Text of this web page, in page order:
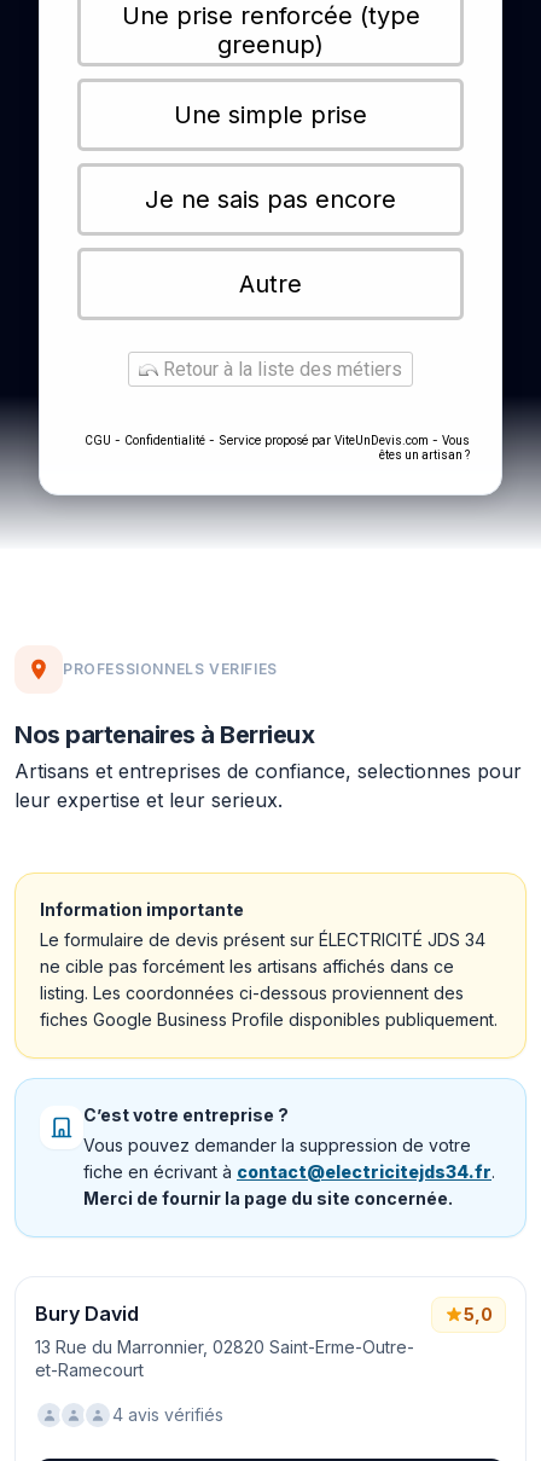
Une prise renforcée (type
greenup)
Une simple prise
Je ne sais pas encore
Autre
Retour à la liste des métiers
CGU - Confidentialité - Service proposé par ViteUnDevis.com - Vous
êtes un artisan ?
PROFESSIONNELS VERIFIES
Nos partenaires à Berrieux
Artisans et entreprises de confiance, selectionnes pour
leur expertise et leur serieux.
Information importante
Le formulaire de devis présent sur ÉLECTRICITÉ JDS 34
ne cible pas forcément les artisans affichés dans ce
listing. Les coordonnées ci-dessous proviennent des
fiches Google Business Profile disponibles publiquement.
C’est votre entreprise ?
Vous pouvez demander la suppression de votre
fiche en écrivant à contact@electricitejds34.fr.
Merci de fournir la page du site concernée.
Bury David
13 Rue du Marronnier, 02820 Saint-Erme-Outre-
et-Ramecourt
5,0
4 avis vérifiés